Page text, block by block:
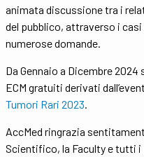
animata discussione tra i
del pubblico, attraverso i
numerose domande.
Da Gennaio a Dicembre
ECM gratuiti derivati
Tumori Rari 2023
AccMed ringrazia
Scientifico, la Faculty e tutti